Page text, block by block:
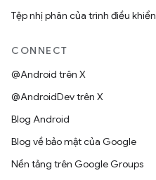
Tệp nhị phân của trình điều khiển
CONNECT
@Android trên X
@AndroidDev trên X
Blog Android
Blog về bảo mật của Google
Nền tảng trên Google Groups